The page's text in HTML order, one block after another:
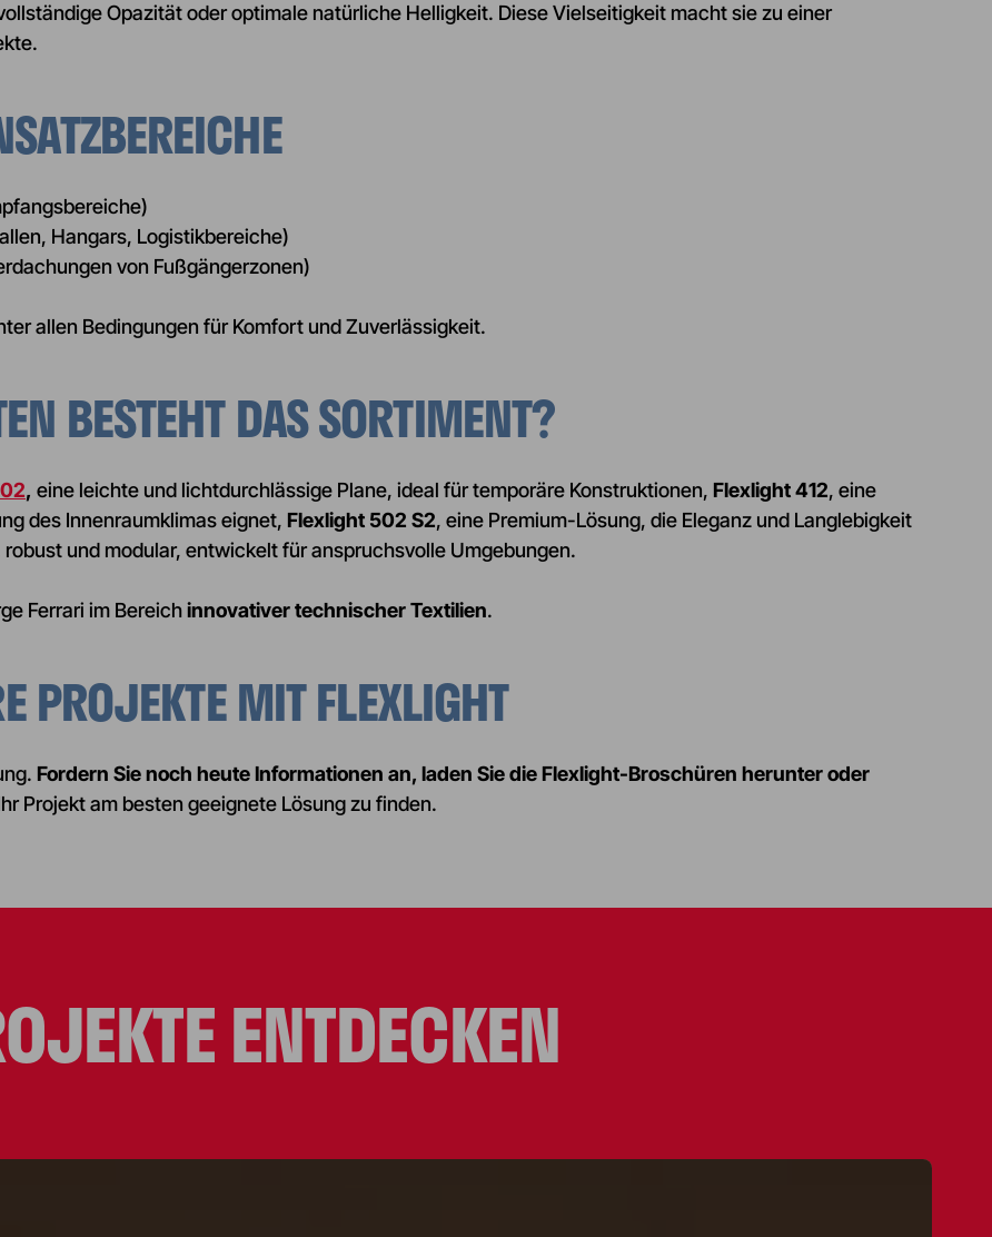
Opazität oder optimale natürliche Helligkeit. Diese Vielseitigkeit macht sie zu einer
Hangars, Logistikbereiche)
von Fußgängerzonen)
allen Bedingungen für Komfort und Zuverlässigkeit.
BESTEHT DAS SORTIMENT?
, eine leichte und lichtdurchlässige Plane, ideal für temporäre Konstruktionen, Flexlight 412, eine
des Innenraumklimas eignet, Flexlight 502 S2, eine Premium-Lösung, die Eleganz und Langlebigkeit
und modular, entwickelt für anspruchsvolle Umgebungen.
Ferrari im Bereichinnovativer technischer Textilien.
PROJEKTE MIT FLEXLIGHT
Fordern Sie noch heute Informationen an, laden Sie die Flexlight-Broschüren herunter oder
Projekt am besten geeignete Lösung zu finden.
ENTDECKEN